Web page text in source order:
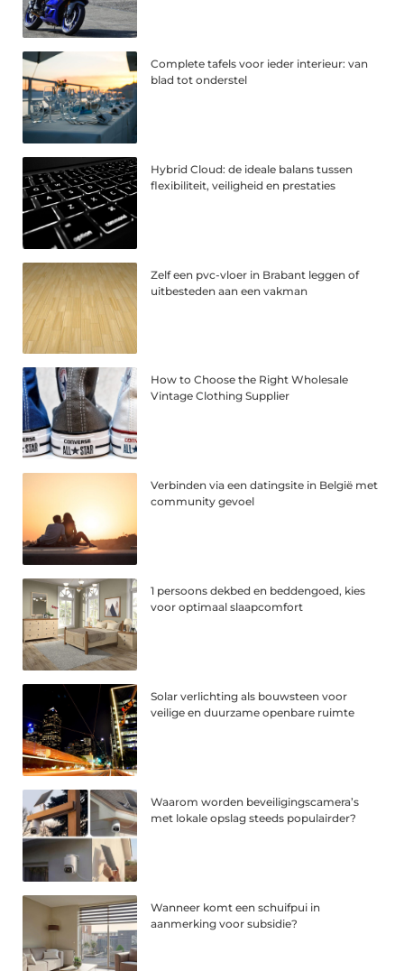
Complete tafels voor ieder interieur: van
blad tot onderstel
Hybrid Cloud: de ideale balans tussen
flexibiliteit, veiligheid en prestaties
Zelf een pvc-vloer in Brabant leggen of
uitbesteden aan een vakman
How to Choose the Right Wholesale
Vintage Clothing Supplier
Verbinden via een datingsite in België met
community gevoel
1 persoons dekbed en beddengoed, kies
voor optimaal slaapcomfort
Solar verlichting als bouwsteen voor
veilige en duurzame openbare ruimte
Waarom worden beveiligingscamera’s
met lokale opslag steeds populairder?
Wanneer komt een schuifpui in
aanmerking voor subsidie?